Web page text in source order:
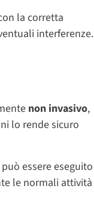
la corretta
interferenze.
non invasivo,
lo rende sicuro
essere eseguito
le normali attività